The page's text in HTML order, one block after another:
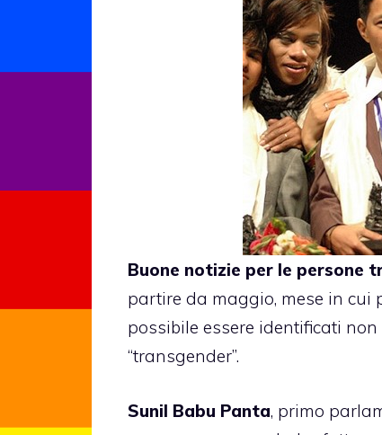
Buone notizie per le persone
partire da maggio, mese in cui
possibile essere identificati non
“transgender”.
Sunil Babu Panta, primo